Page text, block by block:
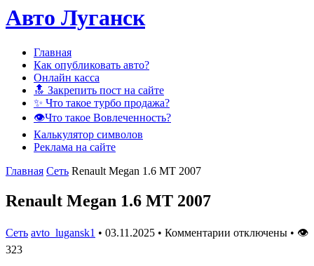
Авто Луганск
Главная
Как опубликовать авто?
Онлайн касса
🔝 Закрепить пост на сайте
✨ Что такое турбо продажа?
👁️Что такое Вовлеченность?
Калькулятор символов
Реклама на сайте
Главная Сеть Renault Megan 1.6 MT 2007
Renault Megan 1.6 MT 2007
Сеть avto_lugansk1 • 03.11.2025 • Комментарии отключены • 👁
323